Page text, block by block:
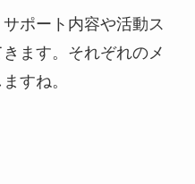
ポート内容や活動ス
ます。それぞれのメ
すね。